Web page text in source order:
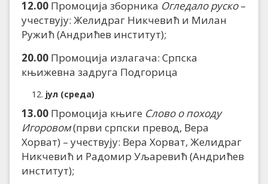
12.00 Промоција зборника Огледало руско–
учествују: Желидраг Никчевић и Милан
Ружић (Андрићев институт);
20.00 Промоција излагача: Српска
књижевна задруга Подгорица
јул (среда)
13.00 Промоција књиге Слово о походу
Игоровом(први српски превод, Вера
Хорват) – учествују: Вера Хорват, Желидраг
Никчевић и Радомир Уљаревић (Андрићев
институт);